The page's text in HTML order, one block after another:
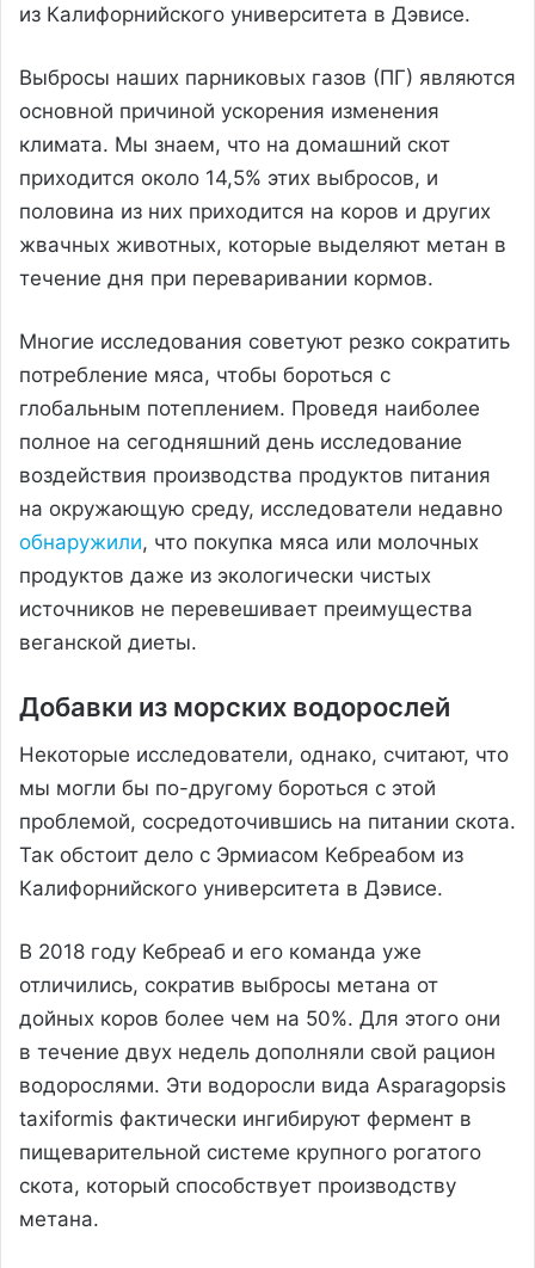
из Калифорнийского университета в Дэвисе.
Выбросы наших парниковых газов (ПГ) являются
основной причиной ускорения изменения
климата. Мы знаем, что на домашний скот
приходится около 14,5% этих выбросов, и
половина из них приходится на коров и других
жвачных животных, которые выделяют метан в
течение дня при переваривании кормов.
Многие исследования советуют резко сократить
потребление мяса, чтобы бороться с
глобальным потеплением. Проведя наиболее
полное на сегодняшний день исследование
воздействия производства продуктов питания
на окружающую среду, исследователи недавно
обнаружили, что покупка мяса или молочных
продуктов даже из экологически чистых
источников не перевешивает преимущества
веганской диеты.
Добавки из морских водорослей
Некоторые исследователи, однако, считают, что
мы могли бы по-другому бороться с этой
проблемой, сосредоточившись на питании скота.
Так обстоит дело с Эрмиасом Кебреабом из
Калифорнийского университета в Дэвисе.
В 2018 году Кебреаб и его команда уже
отличились, сократив выбросы метана от
дойных коров более чем на 50%. Для этого они
в течение двух недель дополняли свой рацион
водорослями. Эти водоросли вида Asparagopsis
taxiformis фактически ингибируют фермент в
пищеварительной системе крупного рогатого
скота, который способствует производству
метана.